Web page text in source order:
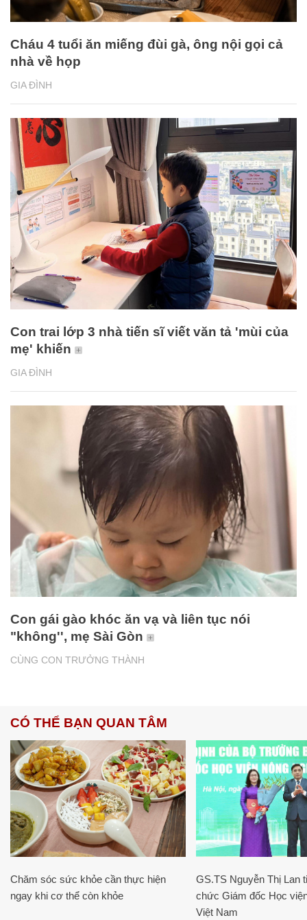
GIA ĐÌNH
Cháu 4 tuổi ăn miếng đùi gà, ông nội gọi cả
nhà về họp
GIA ĐÌNH
Con trai lớp 3 nhà tiến sĩ viết văn tả 'mùi của
mẹ' khiến
CÙNG CON TRƯỞNG THÀNH
Con gái gào khóc ăn vạ và liên tục nói
"không'', mẹ Sài Gòn
CÓ THỂ BẠN QUAN TÂM
Chăm sóc sức khỏe cần thực hiện
ngay khi cơ thể còn khỏe
GS.TS Nguyễn Thị Lan
chức Giám đốc Học
Việt Nam